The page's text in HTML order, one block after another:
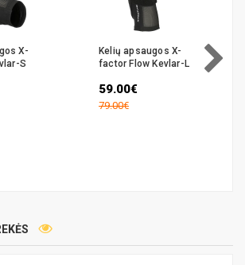
X-
S
Kelių apsaugos X-
factor Flow Kevlar-L
59.00€
79.00€